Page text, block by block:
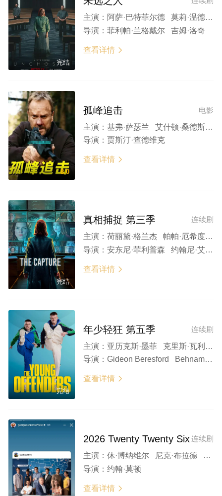
完结
主演： 阿萨·巴特菲尔德 莫莉·温德索尔 弗拉·菲 克里斯托弗·埃克莱斯顿 希欧布罕·芬内朗 罗里·威尔莫特 Olivia Pickering 阿斯顿·麦考利
导演： 菲利帕·兰格戴尔 吉姆·洛奇
查看详情 
8.0
电影
孤峰追击
主演： 基弗·萨瑟兰 艾什顿·桑德斯 索利·麦克劳德 汤米·马丁内兹 奥马尔·查帕罗
导演： 贾斯汀·查德维克
查看详情 
完结
连续剧
真相捕捉 第三季
主演： 荷丽黛·格兰杰 帕帕·厄希度 基连·斯科特 因迪拉·瓦玛 本·迈尔斯 莉娅·威廉姆斯 朗·普尔曼 休·夸希 莱纳斯·罗彻
导演： 安东尼·菲利普森 约翰尼·艾伦 本·切南
查看详情 
完结
连续剧
年少轻狂 第五季
主演： 亚历克斯·墨菲 克里斯·瓦利 希拉里·罗斯 多米尼克·麦克海尔 沙恩·凯西 P·J·加拉格尔 詹妮弗·巴里 Demi Isaac Oviawe 奥拉·菲茨杰拉德 Rylee Hosford
导演： Gideon Beresford Behnam Teheri
查看详情 
连续剧
2026 Twenty Twenty Six
主演： 休·博纳维尔 尼克·布拉德 切尔茜·克里斯普 保罗·卡斯坦佐 史蒂芬·坤肯 Jimena Larraguivel 亚力克西斯·马沙利克 伯琳达·斯图尔特·威尔逊
导演： 约翰·莫顿
查看详情 